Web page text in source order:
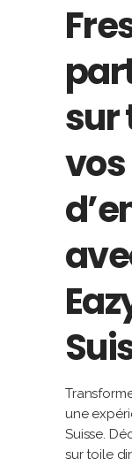
sur
une
Suisse.
sur toile